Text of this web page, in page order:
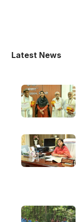
Latest News